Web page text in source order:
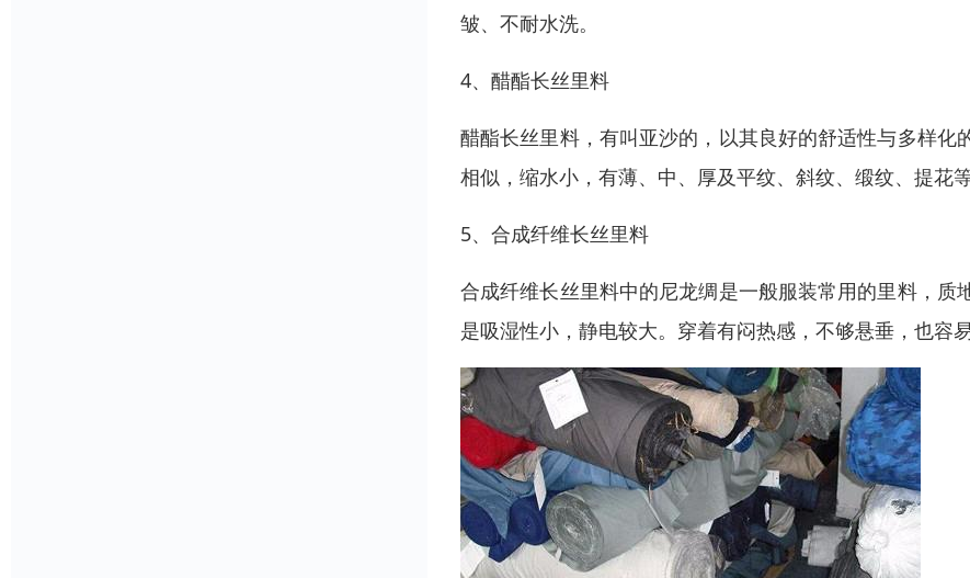
皱、不耐水洗。
4、醋酯长丝里料
醋酯长丝里料，有叫亚沙的，以其良好的舒适性与多样
相似，缩水小，有薄、中、厚及平纹、斜纹、缎纹、提花
5、合成纤维长丝里料
合成纤维长丝里料中的尼龙绸是一般服装常用的里料，
是吸湿性小，静电较大。穿着有闷热感，不够悬垂，也容